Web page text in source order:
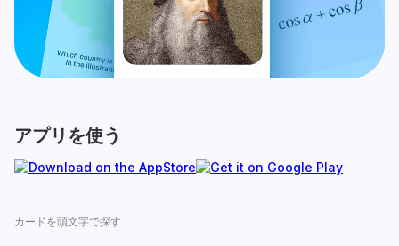
アプリを使う
カードを頭文字で探す